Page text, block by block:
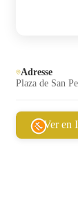
Adresse
Plaza de San
Ver en